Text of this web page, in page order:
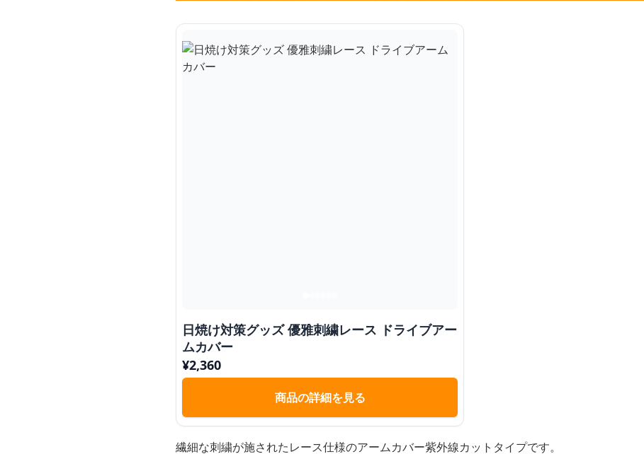
日焼け対策グッズ 優雅刺繍レース ドライブアー
ムカバー
¥2,360
商品の詳細を見る
繊細な刺繍が施されたレース仕様のアームカバー紫外線カットタイプです。